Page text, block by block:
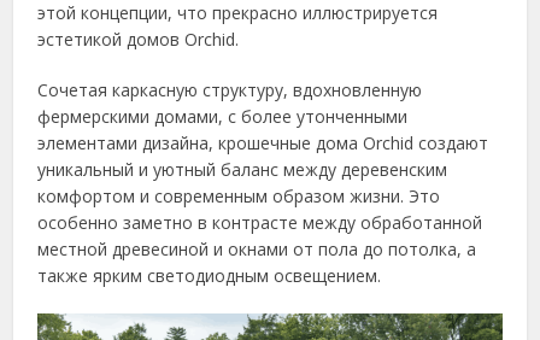
этой концепции, что прекрасно иллюстрируется
эстетикой домов Orchid.
Сочетая каркасную структуру, вдохновленную
фермерскими домами, с более утонченными
элементами дизайна, крошечные дома Orchid создают
уникальный и уютный баланс между деревенским
комфортом и современным образом жизни. Это
особенно заметно в контрасте между обработанной
местной древесиной и окнами от пола до потолка, а
также ярким светодиодным освещением.